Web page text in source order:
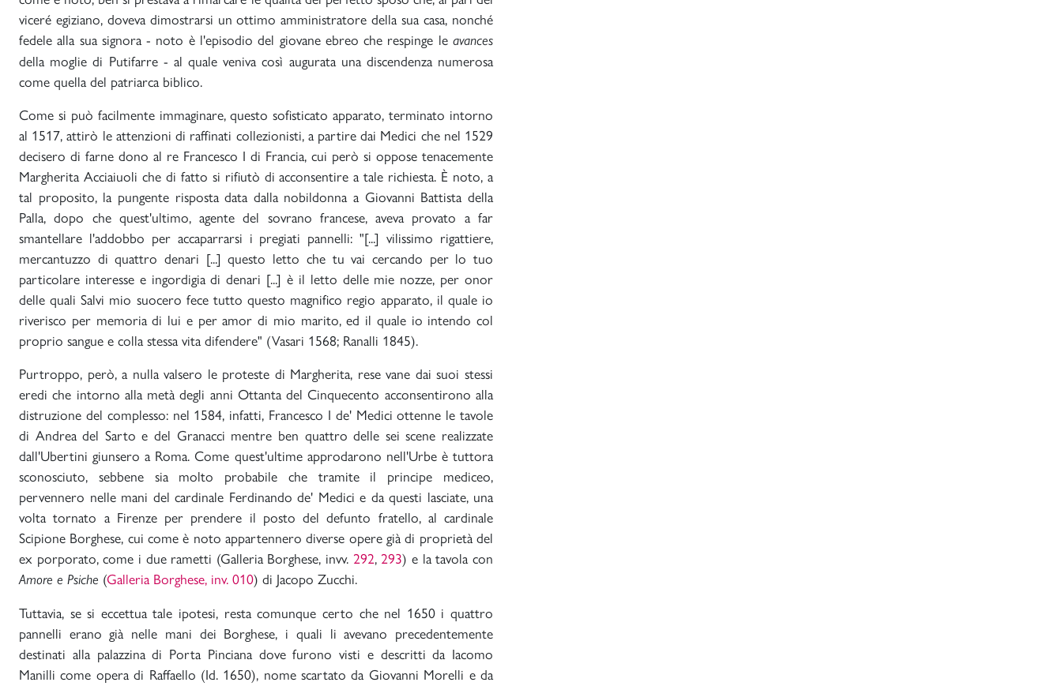
viceré egiziano, doveva dimostrarsi un ottimo amministratore della sua casa, nonché
fedele alla sua signora - noto è l'episodio del giovane ebreo che respinge le avances
della moglie di Putifarre - al quale veniva così augurata una discendenza numerosa
come quella del patriarca biblico.
Come si può facilmente immaginare, questo sofisticato apparato, terminato intorno
al 1517, attirò le attenzioni di raffinati collezionisti, a partire dai Medici che nel 1529
decisero di farne dono al re Francesco I di Francia, cui però si oppose tenacemente
Margherita Acciaiuoli che di fatto si rifiutò di acconsentire a tale richiesta. È noto, a
tal proposito, la pungente risposta data dalla nobildonna a Giovanni Battista della
Palla, dopo che quest'ultimo, agente del sovrano francese, aveva provato a far
smantellare l'addobbo per accaparrarsi i pregiati pannelli: "[...] vilissimo rigattiere,
mercantuzzo di quattro denari [...] questo letto che tu vai cercando per lo tuo
particolare interesse e ingordigia di denari [...] è il letto delle mie nozze, per onor
delle quali Salvi mio suocero fece tutto questo magnifico regio apparato, il quale io
riverisco per memoria di lui e per amor di mio marito, ed il quale io intendo col
proprio sangue e colla stessa vita difendere" (Vasari 1568; Ranalli 1845).
Purtroppo, però, a nulla valsero le proteste di Margherita, rese vane dai suoi stessi
eredi che intorno alla metà degli anni Ottanta del Cinquecento acconsentirono alla
distruzione del complesso: nel 1584, infatti, Francesco I de' Medici ottenne le tavole
di Andrea del Sarto e del Granacci mentre ben quattro delle sei scene realizzate
dall'Ubertini giunsero a Roma. Come quest'ultime approdarono nell'Urbe è tuttora
sconosciuto, sebbene sia molto probabile che tramite il principe mediceo,
pervennero nelle mani del cardinale Ferdinando de' Medici e da questi lasciate, una
volta tornato a Firenze per prendere il posto del defunto fratello, al cardinale
Scipione Borghese, cui come è noto appartennero diverse opere già di proprietà del
ex porporato, come i due rametti (Galleria Borghese, invv. 292, 293) e la tavola con
Amore e Psiche (Galleria Borghese, inv. 010) di Jacopo Zucchi.
Tuttavia, se si eccettua tale ipotesi, resta comunque certo che nel 1650 i quattro
pannelli erano già nelle mani dei Borghese, i quali li avevano precedentemente
destinati alla palazzina di Porta Pinciana dove furono visti e descritti da Iacomo
Manilli come opera di Raffaello (Id. 1650), nome scartato da Giovanni Morelli e da